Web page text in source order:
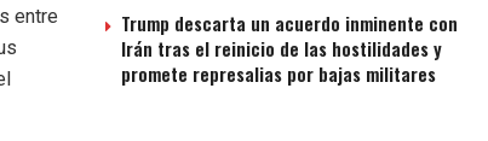
Trump descarta un acuerdo inminente con
Irán tras el reinicio de las hostilidades y
promete represalias por bajas militares
entre